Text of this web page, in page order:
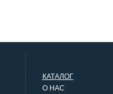
КАТАЛОГ
О НАС